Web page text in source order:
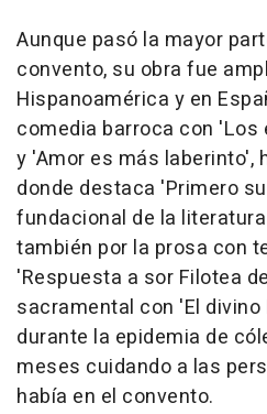
Aunque pasó la mayor
convento, su obra fue
Hispanoamérica y en
comedia barroca con 'Los
y 'Amor es más laberinto',
donde destaca 'Primero
fundacional de la
también por la prosa con
'Respuesta a sor Filotea
sacramental con 'El divino
durante la epidemia de
meses cuidando a las
había en el convento.